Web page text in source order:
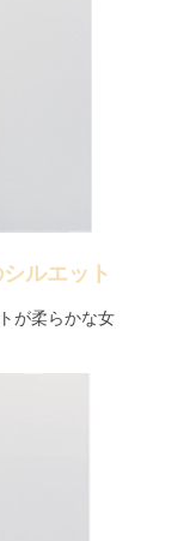
ルエット
が柔らかな女